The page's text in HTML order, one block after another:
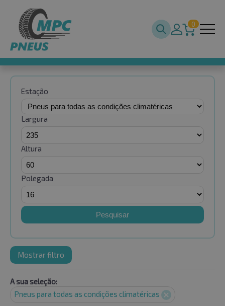
0
Estação
Largura
Altura
Polegada
Pesquisar
Mostrar filtro
A sua seleção:
Pneus para todas as condições climatéricas